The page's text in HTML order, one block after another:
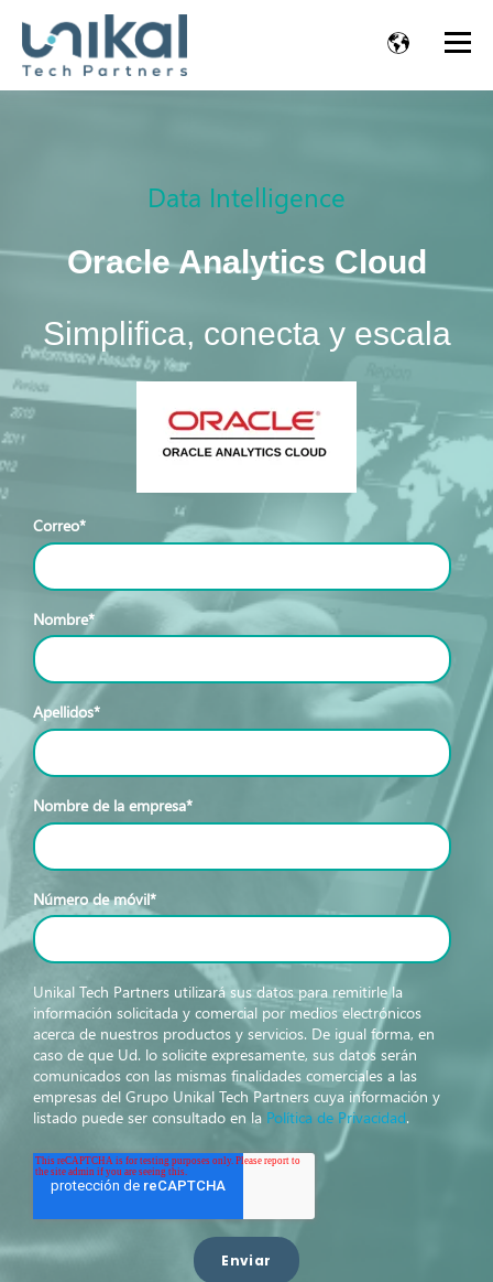
Data Intelligence
Oracle Analytics Cloud
Simplifica, conecta y escala
Correo*
Nombre*
Apellidos*
Nombre de la empresa*
Número de móvil*
Unikal Tech Partners utilizará sus datos para remitirle la
información solicitada y comercial por medios electrónicos
acerca de nuestros productos y servicios. De igual forma, en
caso de que Ud. lo solicite expresamente, sus datos serán
comunicados con las mismas finalidades comerciales a las
empresas del Grupo Unikal Tech Partners cuya información y
listado puede ser consultado en la Política de Privacidad.